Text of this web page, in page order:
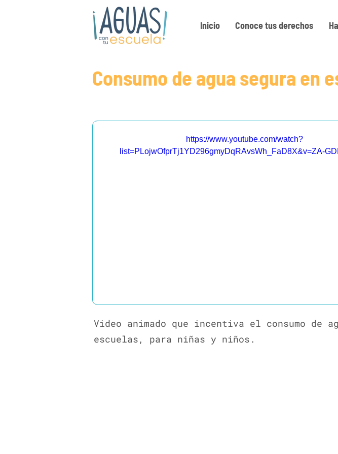
Inicio Conoce tus derechos
Consumo de agua segura en
https://www.youtube.com/watch?
list=PLojwOfprTj1YD296gmyDqRAvsWh_FaD8X&v=ZA-
Video animado que incentiva el consumo de
escuelas, para niñas y niños.